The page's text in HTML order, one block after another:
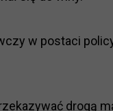
w postaci
drogą